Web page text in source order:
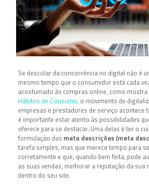
Se descolar da concorrência no digital não é
mesmo tempo que o consumidor está cada
acostumado às compras online, como mostra
Hábitos de Consumo, o movimento de
empresas e prestadores de serviço acontece
é importante estar atento às possibilidades
oferece para se destacar. Uma delas é ter o
formulação das meta descrições (meta
tarefa simples, mas que merece tempo para
corretamente e que, quando bem feita, pode
as suas vendas, melhorar a reputação da sua
dentro do seu site.